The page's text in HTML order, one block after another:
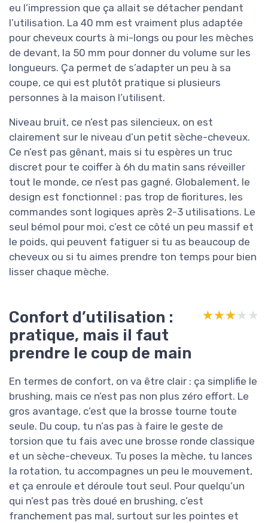
eu l’impression que ça allait se détacher pendant
l’utilisation. La 40 mm est vraiment plus adaptée
pour cheveux courts à mi-longs ou pour les mèches
de devant, la 50 mm pour donner du volume sur les
longueurs. Ça permet de s’adapter un peu à sa
coupe, ce qui est plutôt pratique si plusieurs
personnes à la maison l’utilisent.
Niveau bruit, ce n’est pas silencieux, on est
clairement sur le niveau d’un petit sèche-cheveux.
Ce n’est pas gênant, mais si tu espères un truc
discret pour te coiffer à 6h du matin sans réveiller
tout le monde, ce n’est pas gagné. Globalement, le
design est fonctionnel : pas trop de fioritures, les
commandes sont logiques après 2-3 utilisations. Le
seul bémol pour moi, c’est ce côté un peu massif et
le poids, qui peuvent fatiguer si tu as beaucoup de
cheveux ou si tu aimes prendre ton temps pour bien
lisser chaque mèche.
Confort d’utilisation :
pratique, mais il faut
prendre le coup de main
★★★★★
★★★★★
En termes de confort, on va être clair : ça simplifie le
brushing, mais ce n’est pas non plus zéro effort. Le
gros avantage, c’est que la brosse tourne toute
seule. Du coup, tu n’as pas à faire le geste de
torsion que tu fais avec une brosse ronde classique
et un sèche-cheveux. Tu poses la mèche, tu lances
la rotation, tu accompagnes un peu le mouvement,
et ça enroule et déroule tout seul. Pour quelqu’un
qui n’est pas très doué en brushing, c’est
franchement pas mal, surtout sur les pointes et